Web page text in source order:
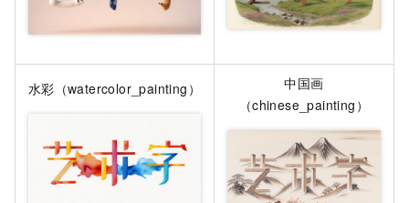
水彩（watercolor_painting）
中国画
（chinese_painting）